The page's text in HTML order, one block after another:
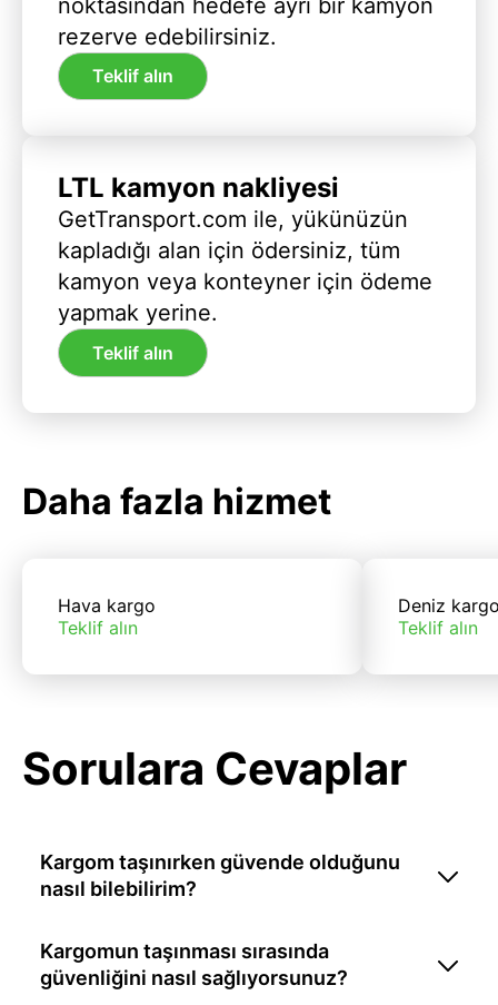
rezerve edebilirsiniz.
Teklif alın
LTL kamyon nakliyesi
GetTransport.com ile, yükünüzün
kapladığı alan için ödersiniz, tüm
kamyon veya konteyner için ödeme
yapmak yerine.
Teklif alın
Daha fazla hizmet
Hava kargo
Teklif alın
Deniz
Teklif alın
Sorulara Cevaplar
Kargom taşınırken güvende olduğunu
nasıl bilebilirim?
Kargomun taşınması sırasında
güvenliğini nasıl sağlıyorsunuz?